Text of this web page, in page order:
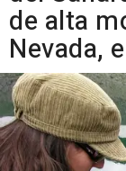
de alta
Nevada,